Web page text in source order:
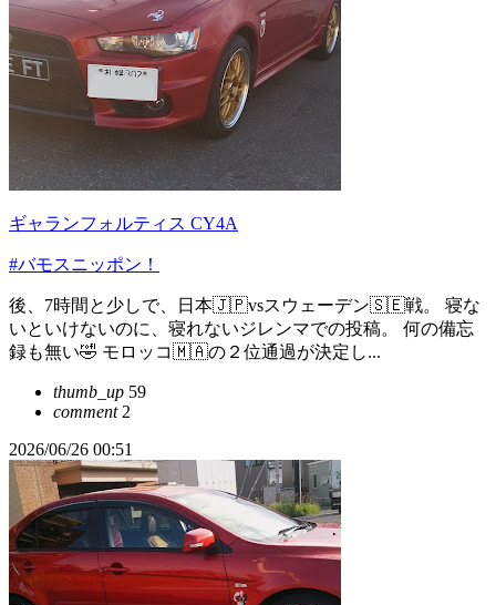
ギャランフォルティス CY4A
#バモスニッポン！
後、7時間と少しで、日本🇯🇵vsスウェーデン🇸🇪戦。 寝な
いといけないのに、寝れないジレンマでの投稿。 何の備忘
録も無い🤣 モロッコ🇲🇦の２位通過が決定し...
thumb_up 59
comment2
2026/06/26 00:51